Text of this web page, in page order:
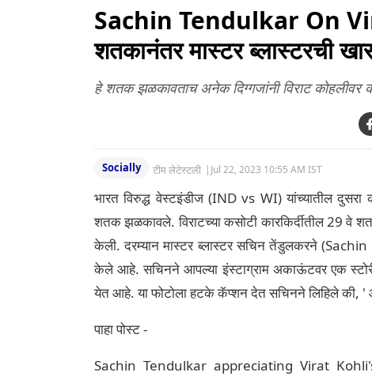
Sachin Tendulkar On
शतकानंतर मास्टर ब्लास्टरची
हे शतक झळकावताच अनेक दिग्गजांनी विराट कोहलीवर
Socially टीम लेटेस्टली | Jul 22, 2023 10:55 AM IST
भारत विरुद्ध वेस्टइंडीज (IND vs WI) यांच्यातील दुसरा
शतक झळकावले. विराटच्या कसोटी कारकिर्दीतील 29
केली. दरम्यान मास्टर ब्लास्टर सचिन तेंडुलकरने
केले आहे. सचिनने आपल्या इंस्टाग्राम अकाऊंटवर एक
येत आहे. या फोटोला हटके कॅप्शन देत सचिनने लिहिले
पाहा पोस्ट -
Sachin Tendulkar appreciating Virat